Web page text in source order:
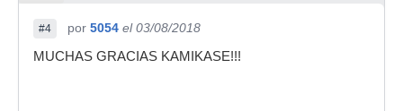
#4 por 5054 el 03/08/2018
MUCHAS GRACIAS KAMIKASE!!!